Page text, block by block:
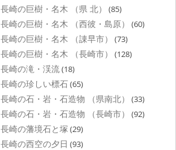
長崎の巨樹・名木 （県 北） (85)
長崎の巨樹・名木 （西彼・島原） (60)
長崎の巨樹・名木 （諌早市） (73)
長崎の巨樹・名木 （長崎市） (128)
長崎の滝・渓流(18)
長崎の珍しい標石(65)
長崎の石・岩・石造物 （県南北） (33)
長崎の石・岩・石造物 （長崎市） (92)
長崎の藩境石と塚 (29)
長崎の西空の夕日 (93)